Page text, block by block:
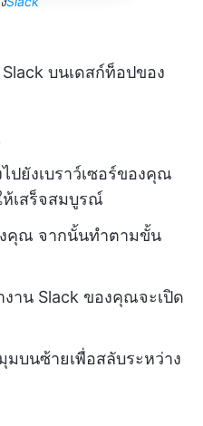
บนเดสก์ท็อปของ
ปยังเบราว์เซอร์ของคุณ
ห้เสร็จสมบูรณ์
คุณ จากนั้นทำตามขั้น
าน Slack ของคุณจะเปิด
บนซ้ายเพื่อสลับระหว่าง